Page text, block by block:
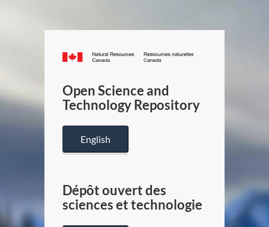
Canada.ca
/
Canada
Open Science and
Technology Repository
English
Dépôt ouvert des
sciences et technologie